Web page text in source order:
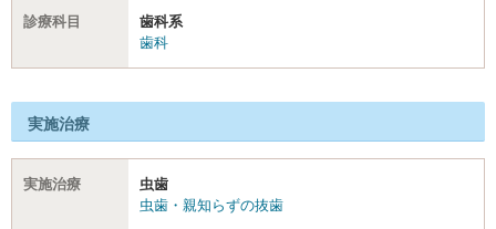
診療科目
歯科系
歯科
実施治療
実施治療
虫歯
虫歯・親知らずの抜歯